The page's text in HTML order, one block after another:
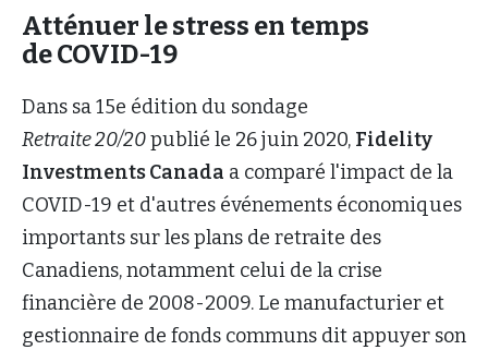
Atténuer le stress en temps
de COVID-19
Dans sa 15e édition du sondage
Retraite 20/20publié le 26 juin 2020, Fidelity
Investments Canada a comparé l'impact de la
COVID-19 et d'autres événements économiques
importants sur les plans de retraite des
Canadiens, notamment celui de la crise
financière de 2008-2009. Le manufacturier et
gestionnaire de fonds communs dit appuyer son